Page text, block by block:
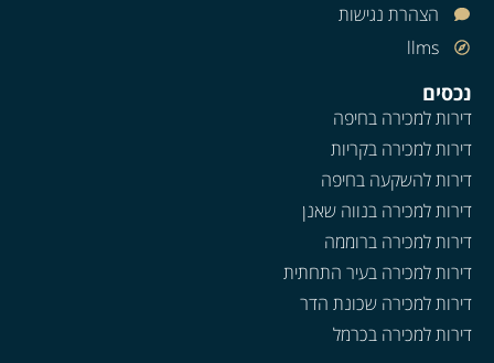
הצהרת נגישות
llms
נכסים
דירות למכירה בחיפה
דירות למכירה בקריות
דירות להשקעה בחיפה
דירות למכירה בנווה שאנן
דירות למכירה ברוממה
דירות למכירה בעיר התחתית
דירות למכירה שכונת הדר
דירות למכירה בכרמל